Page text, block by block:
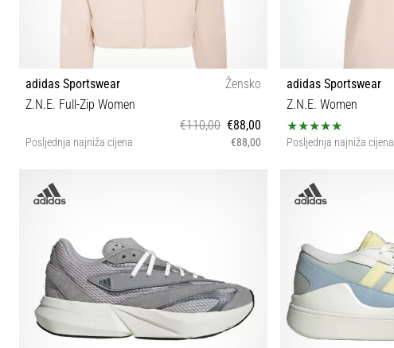
adidas Sportswear
Žensko
Z.N.E. Full-Zip Women
€110,00 €88,00
Posljednja najniža cijena €88,00
adidas Sportswear
Z.N.E. Women
Posljednja najniža cijena